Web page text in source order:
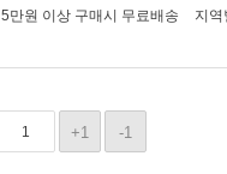
5만원 이상 구매시 무료배송 지역
+1 -1